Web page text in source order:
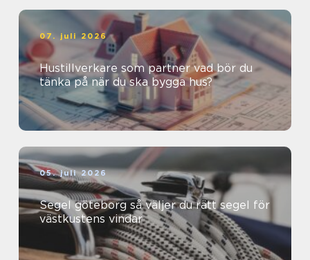
07. juli 2026
Hustillverkare som partner vad bör du
tänka på när du ska bygga hus?
05. juli 2026
Segel göteborg så väljer du rätt segel för
västkustens vindar